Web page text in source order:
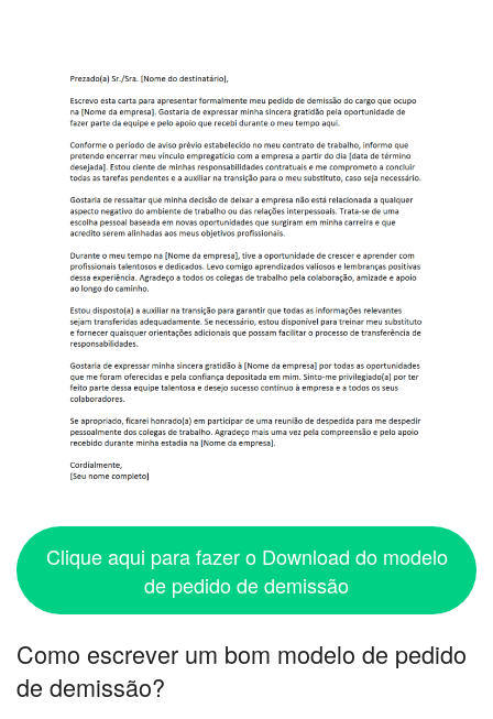
Clique aqui para fazer o Download do modelo
de pedido de demissão
Como escrever um bom modelo de pedido
de demissão?